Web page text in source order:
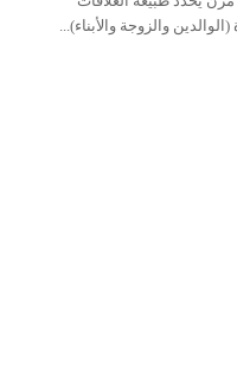
والزوجة والأبناء)...